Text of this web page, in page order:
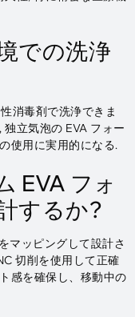
での洗浄
消毒剤で洗浄できま
立気泡の EVA フォー
使用に実用的になる.
EVA フォ
するか?
マッピングして設計さ
切削を使用して正確
感を確保し、移動中の